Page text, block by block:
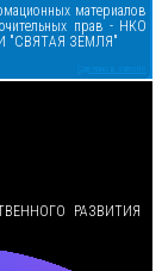
материалов
прав - НКО
"СВЯТАЯ ЗЕМЛЯ"
Сделано в samsite
РАЗВИТИЯ